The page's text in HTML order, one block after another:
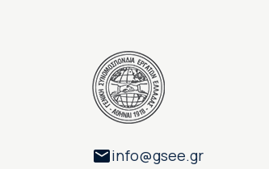
info@gsee.gr